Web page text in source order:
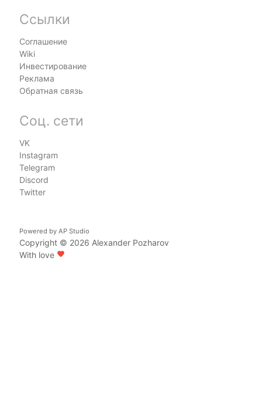
Ссылки
Соглашение
Wiki
Инвестирование
Реклама
Обратная связь
Соц. сети
VK
Instagram
Telegram
Discord
Twitter
Powered by AP Studio
Copyright © 2026 Alexander Pozharov
With love favorite